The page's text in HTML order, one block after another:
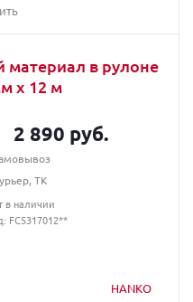
в рулоне
х 12 м
HANKO
2 890 руб.
ТК
в наличии
FC5317012**